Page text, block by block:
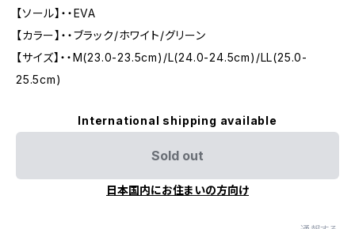
【ソール】・・EVA
【カラー】・・ブラック/ホワイト/グリーン
【サイズ】・・M(23.0-23.5cm)/L(24.0-24.5cm)/LL(25.0-
25.5cm)
International shipping available
Sold out
日本国内にお住まいの方向け